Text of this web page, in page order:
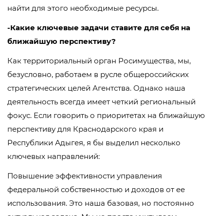
найти для этого необходимые ресурсы.
-Какие ключевые задачи ставите для себя на
ближайшую перспективу?
Как территориальный орган Росимущества, мы,
безусловно, работаем в русле общероссийских
стратегических целей Агентства. Однако наша
деятельность всегда имеет четкий региональный
фокус. Если говорить о приоритетах на ближайшую
перспективу для Краснодарского края и
Республики Адыгея, я бы выделил несколько
ключевых направлений:
Повышение эффективности управления
федеральной собственностью и доходов от ее
использования. Это наша базовая, но постоянно